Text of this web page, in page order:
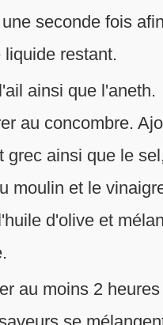
seconde fois
liquide restant.
ainsi que l'aneth.
au concombre.
grec ainsi que le
moulin et le
d'olive et
au moins 2